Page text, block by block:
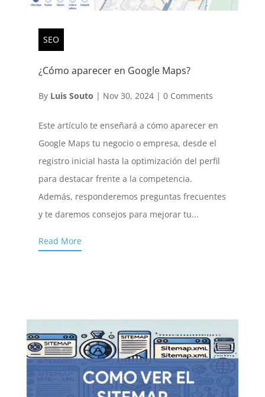
SEO
¿Cómo aparecer en Google Maps?
By Luis Souto | Nov 30, 2024| 0 Comments
Este artículo te enseñará a cómo aparecer en
Google Maps tu negocio o empresa, desde el
registro inicial hasta la optimización del perfil
para destacar frente a la competencia.
Además, responderemos preguntas frecuentes
y te daremos consejos para mejorar tu...
Read More